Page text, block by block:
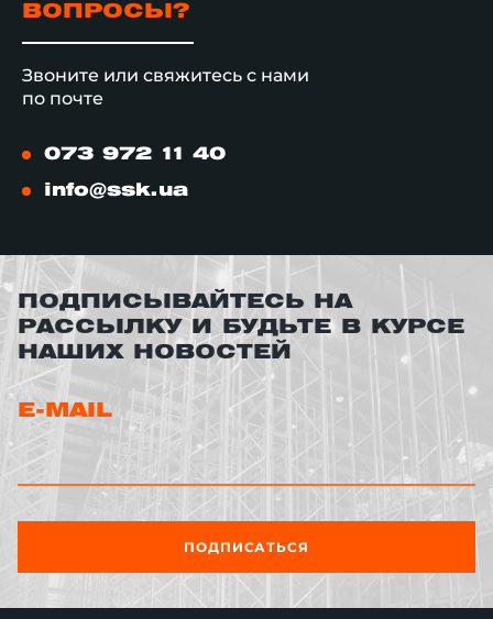
ВОПРОСЫ?
Звоните или свяжитесь с нами
по почте
073 972 11 40
info@ssk.ua
ПОДПИСЫВАЙТЕСЬ НА
РАССЫЛКУ И БУДЬТЕ В КУРСЕ
НАШИХ НОВОСТЕЙ
E-MAIL
ПОДПИСАТЬСЯ